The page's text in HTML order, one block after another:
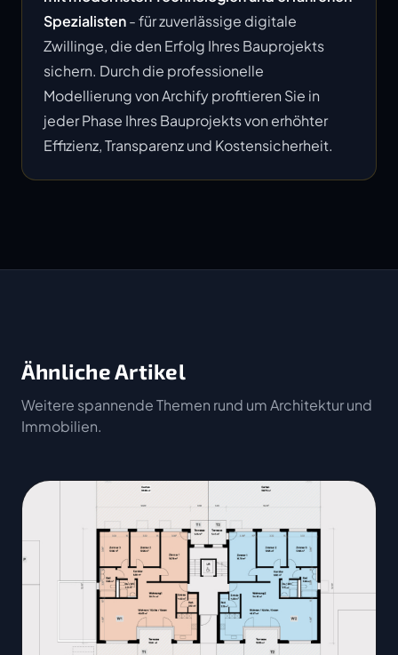
Spezialisten- für zuverlässige digitale
Zwillinge, die den Erfolg Ihres Bauprojekts
sichern. Durch die professionelle
Modellierung von Archify profitieren Sie in
jeder Phase Ihres Bauprojekts von erhöhter
Effizienz, Transparenz und Kostensicherheit.
Ähnliche Artikel
Weitere spannende Themen rund um Architektur und
Immobilien.